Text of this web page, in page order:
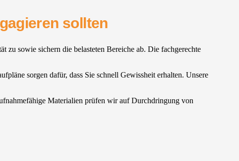
sollten
sowie sichern die belasteten Bereiche ab. Die fachgerechte
sorgen dafür, dass Sie schnell Gewissheit erhalten. Unsere
Materialien prüfen wir auf Durchdringung von